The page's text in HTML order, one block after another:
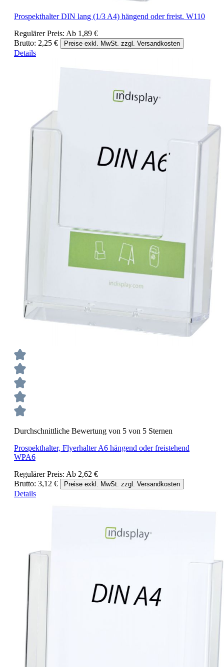
Prospekthalter DIN lang (1/3 A4) hängend oder freist. W110
Regulärer Preis: Ab 1,89 €
Brutto: 2,25 €
Preise exkl. MwSt. zzgl. Versandkosten
Details
Durchschnittliche Bewertung von 5 von 5 Sternen
Prospekthalter, Flyerhalter A6 hängend oder freistehend
WPA6
Regulärer Preis: Ab 2,62 €
Brutto: 3,12 €
Preise exkl. MwSt. zzgl. Versandkosten
Details